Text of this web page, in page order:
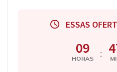
ESSAS
09
HORAS :